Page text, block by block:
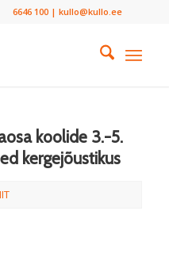
6646 100 | kullo@kullo.ee
koolide 3.-5.
kergejõustikus